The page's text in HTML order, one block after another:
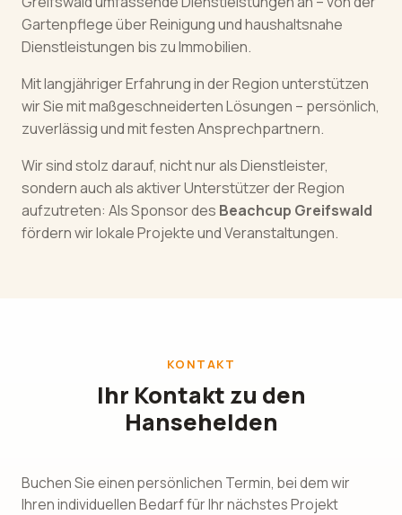
Gartenpflege über Reinigung und haushaltsnahe
Dienstleistungen bis zu Immobilien.
Mit langjähriger Erfahrung in der Region unterstützen
wir Sie mit maßgeschneiderten Lösungen – persönlich,
zuverlässig und mit festen Ansprechpartnern.
Wir sind stolz darauf, nicht nur als Dienstleister,
sondern auch als aktiver Unterstützer der Region
aufzutreten: Als Sponsor des Beachcup Greifswald
fördern wir lokale Projekte und Veranstaltungen.
KONTAKT
Ihr Kontakt zu den
Hansehelden
Buchen Sie einen persönlichen Termin, bei dem wir
Ihren individuellen Bedarf für Ihr nächstes Projekt